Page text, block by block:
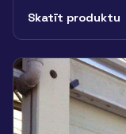
Skatīt produktu